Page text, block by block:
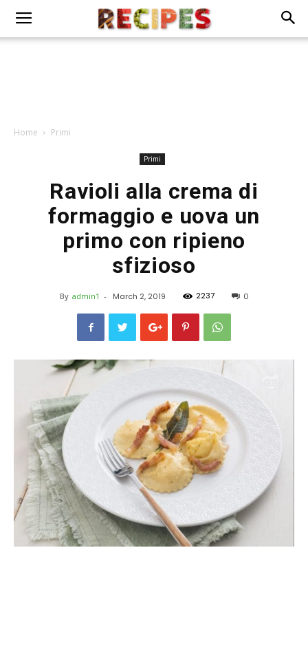
Home Primi
Primi
Ravioli alla crema di
formaggio e uova un
primo con ripieno
sfizioso
By admin1 - March 2, 2019 2237 0